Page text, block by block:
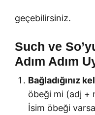
geçebilirsiniz.
Such ve
Adım Adım
Bağladığınız
öbeği mi (adj +
İsim öbeği